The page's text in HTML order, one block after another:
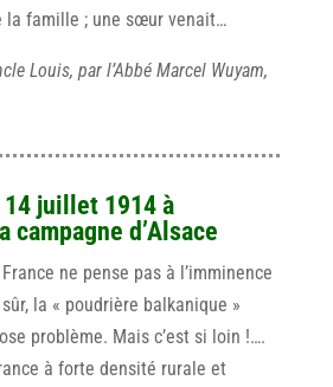
la famille ; une sœur venait…
Louis, par l’Abbé Marcel Wuyam,
14 juillet 1914 à
campagne d’Alsace
ne pense pas à l’imminence
la « poudrière balkanique »
problème. Mais c’est si loin !….
à forte densité rurale et